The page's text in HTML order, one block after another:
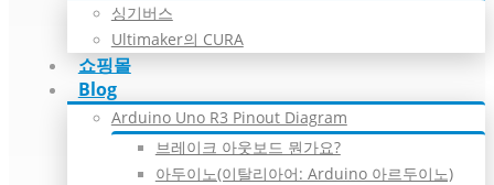
싱기버스
Ultimaker의 CURA
쇼핑몰
Blog
Arduino Uno R3 Pinout Diagram
브레이크 아웃보드 뭔가요?
아두이노(이탈리아어: Arduino 아르두이노)